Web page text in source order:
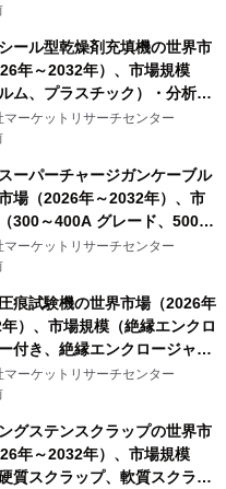
ール型乾燥剤充填機の世界市
年～2032年）、市場規模
ルム、プラスチック）・分析レ
発表
マーケットリサーチセンター
ーパーチャージガンケーブル
場（2026年～2032年）、市
300～400A グレード、500A
、600～800A グレード、
レード）・分析レポートを発
マーケットリサーチセンター
痕試験機の世界市場（2026年
年）、市場規模（絶縁エンクロ
付き、絶縁エンクロージャー
分析レポートを発表
マーケットリサーチセンター
グステンスクラップの世界市
年～2032年）、市場規模
硬質スクラップ、軟質スクラッ